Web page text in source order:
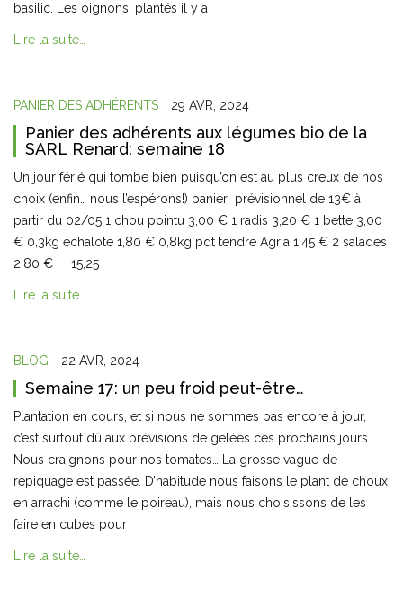
basilic. Les oignons, plantés il y a
Lire la suite…
PANIER DES ADHÉRENTS 29 AVR, 2024
Panier des adhérents aux légumes bio de la
SARL Renard: semaine 18
Un jour férié qui tombe bien puisqu’on est au plus creux de nos
choix (enfin… nous l’espérons!) panier prévisionnel de 13€ à
partir du 02/05 1 chou pointu 3,00 € 1 radis 3,20 € 1 bette 3,00
€ 0,3kg échalote 1,80 € 0,8kg pdt tendre Agria 1,45 € 2 salades
2,80 € 15,25
Lire la suite…
BLOG 22 AVR, 2024
Semaine 17: un peu froid peut-être…
Plantation en cours, et si nous ne sommes pas encore à jour,
c’est surtout dû aux prévisions de gelées ces prochains jours.
Nous craignons pour nos tomates… La grosse vague de
repiquage est passée. D’habitude nous faisons le plant de choux
en arrachi (comme le poireau), mais nous choisissons de les
faire en cubes pour
Lire la suite…